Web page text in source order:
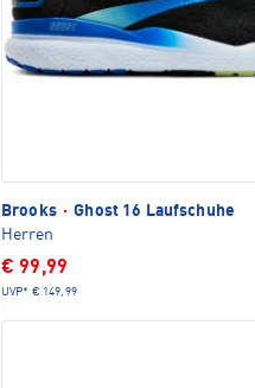
Brooks · Ghost 16 Laufschuhe
Herren
€ 99,99
UVP* € 149,99